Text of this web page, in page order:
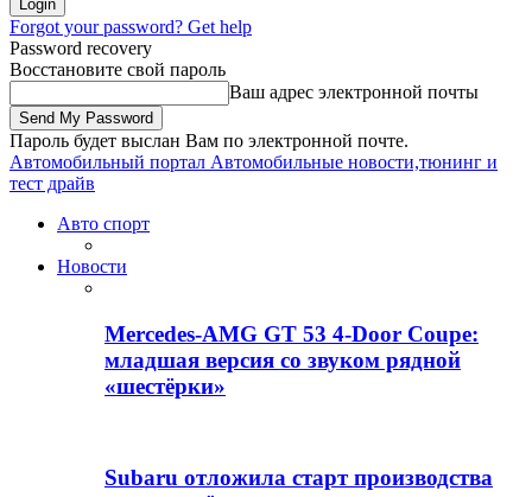
Forgot your password? Get help
Password recovery
Восстановите свой пароль
Ваш адрес электронной почты
Пароль будет выслан Вам по электронной почте.
Автомобильный портал Автомобильные новости,тюнинг и
тест драйв
Авто спорт
Новости
Mercedes-AMG GT 53 4-Door Coupe:
младшая версия со звуком рядной
«шестёрки»
Subaru отложила старт производства